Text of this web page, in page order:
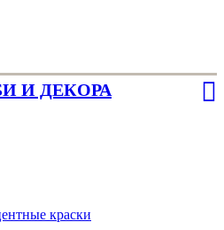
И ДЕКОРА
краски